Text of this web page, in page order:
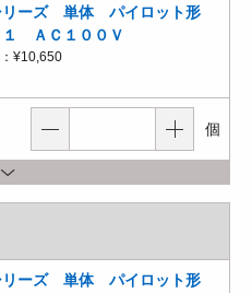
リーズ 単体 パイロット形
１ ＡＣ１００Ｖ
¥10,650
個
リーズ 単体 パイロット形